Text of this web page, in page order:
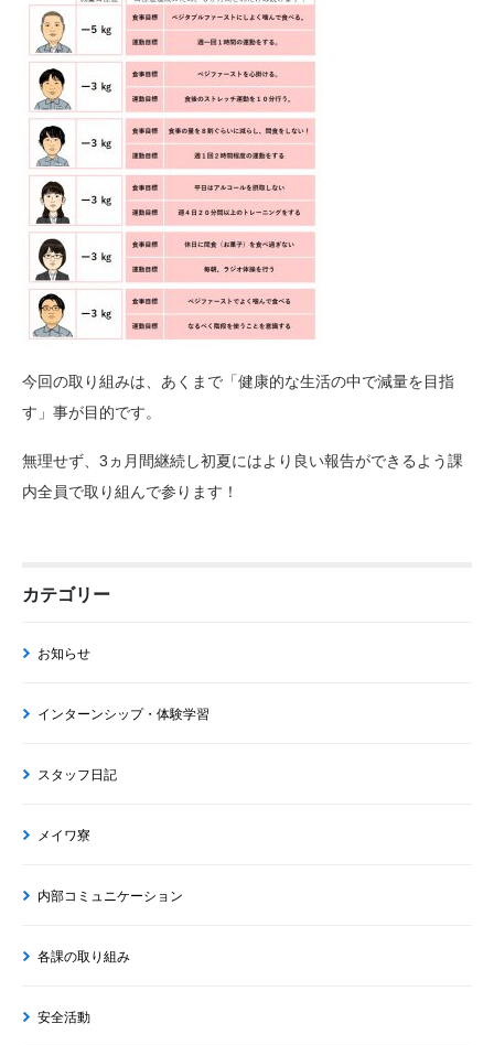
今回の取り組みは、あくまで「健康的な生活の中で減量を目指
す」事が目的です。
無理せず、3ヵ月間継続し初夏にはより良い報告ができるよう課
内全員で取り組んで参ります！
カテゴリー
お知らせ
インターンシップ・体験学習
スタッフ日記
メイワ寮
内部コミュニケーション
各課の取り組み
安全活動